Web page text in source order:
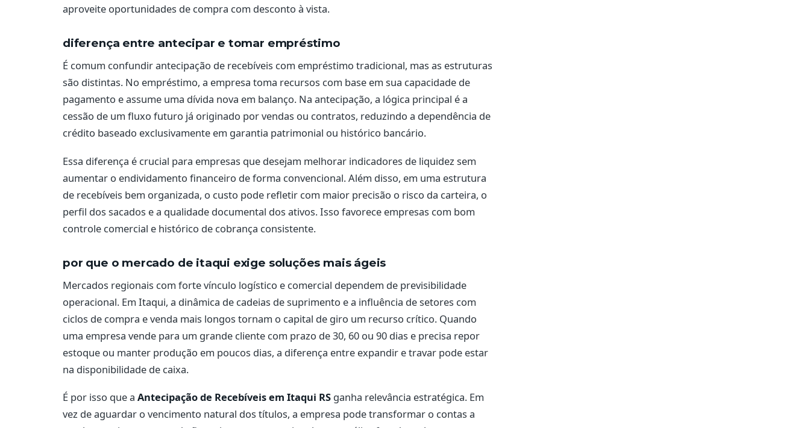
aproveite oportunidades de compra com desconto à vista.
diferença entre antecipar e tomar empréstimo
É comum confundir antecipação de recebíveis com empréstimo tradicional, mas as estruturas
são distintas. No empréstimo, a empresa toma recursos com base em sua capacidade de
pagamento e assume uma dívida nova em balanço. Na antecipação, a lógica principal é a
cessão de um fluxo futuro já originado por vendas ou contratos, reduzindo a dependência de
crédito baseado exclusivamente em garantia patrimonial ou histórico bancário.
Essa diferença é crucial para empresas que desejam melhorar indicadores de liquidez sem
aumentar o endividamento financeiro de forma convencional. Além disso, em uma estrutura
de recebíveis bem organizada, o custo pode refletir com maior precisão o risco da carteira, o
perfil dos sacados e a qualidade documental dos ativos. Isso favorece empresas com bom
controle comercial e histórico de cobrança consistente.
por que o mercado de itaqui exige soluções mais ágeis
Mercados regionais com forte vínculo logístico e comercial dependem de previsibilidade
operacional. Em Itaqui, a dinâmica de cadeias de suprimento e a influência de setores com
ciclos de compra e venda mais longos tornam o capital de giro um recurso crítico. Quando
uma empresa vende para um grande cliente com prazo de 30, 60 ou 90 dias e precisa repor
estoque ou manter produção em poucos dias, a diferença entre expandir e travar pode estar
na disponibilidade de caixa.
É por isso que a Antecipação de Recebíveis em Itaqui RS ganha relevância estratégica. Em
vez de aguardar o vencimento natural dos títulos, a empresa pode transformar o contas a